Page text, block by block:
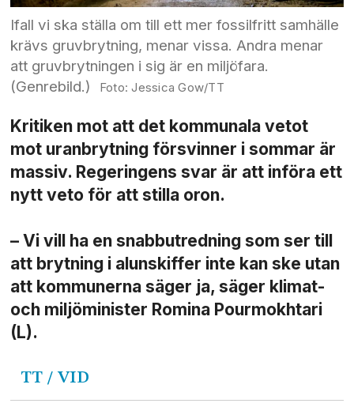
Ifall vi ska ställa om till ett mer fossilfritt samhälle
krävs gruvbrytning, menar vissa. Andra menar
att gruvbrytningen i sig är en miljöfara.
(Genrebild.)
Jessica Gow/TT
Kritiken mot att det kommunala vetot
mot uran­brytning försvinner i sommar är
massiv. Regeringens svar är att införa ett
nytt veto för att stilla oron.
– Vi vill ha en snabb­utredning som ser till
att brytning i alunskiffer inte kan ske utan
att kommunerna säger ja, säger klimat-
och miljö­minister Romina Pourmokhtari
(L).
TT / VID